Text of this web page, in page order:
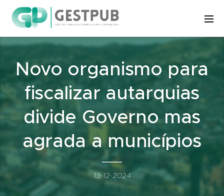
Novo organismo para
fiscalizar autarquias
divide Governo mas
agrada a municípios
13-12-2024